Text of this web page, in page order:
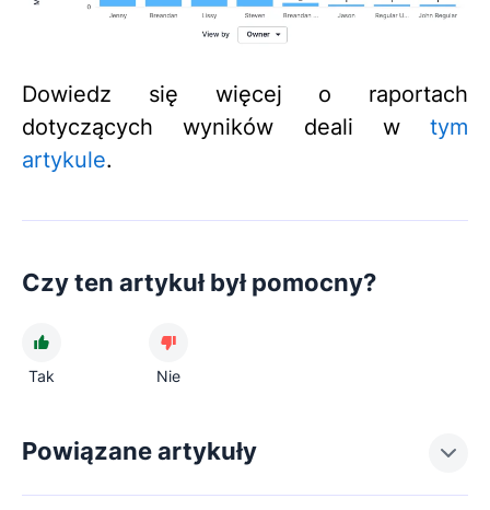
Dowiedz się więcej o raportach
dotyczących wyników deali w tym
artykule.
Czy ten artykuł był pomocny?
Tak Nie
Powiązane artykuły